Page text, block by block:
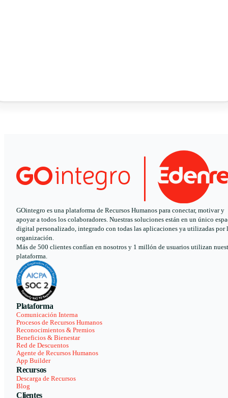
GOintegro es una plataforma de Recursos Humanos para conectar, motivar y
apoyar a todos los colaboradores. Nuestras soluciones están en un único
digital personalizado, integrado con todas las aplicaciones ya utilizadas por
organización.
Más de 500 clientes confían en nosotros y 1 millón de usuarios utilizan
plataforma.
Plataforma
Comunicación Interna
Procesos de Recursos Humanos
Reconocimientos & Premios
Beneficios & Bienestar
Red de Descuentos
Agente de Recursos Humanos
App Builder
Recursos
Descarga de Recursos
Blog
Clientes